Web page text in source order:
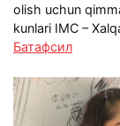
olish uchun
kunlari IMC –
Батафсил